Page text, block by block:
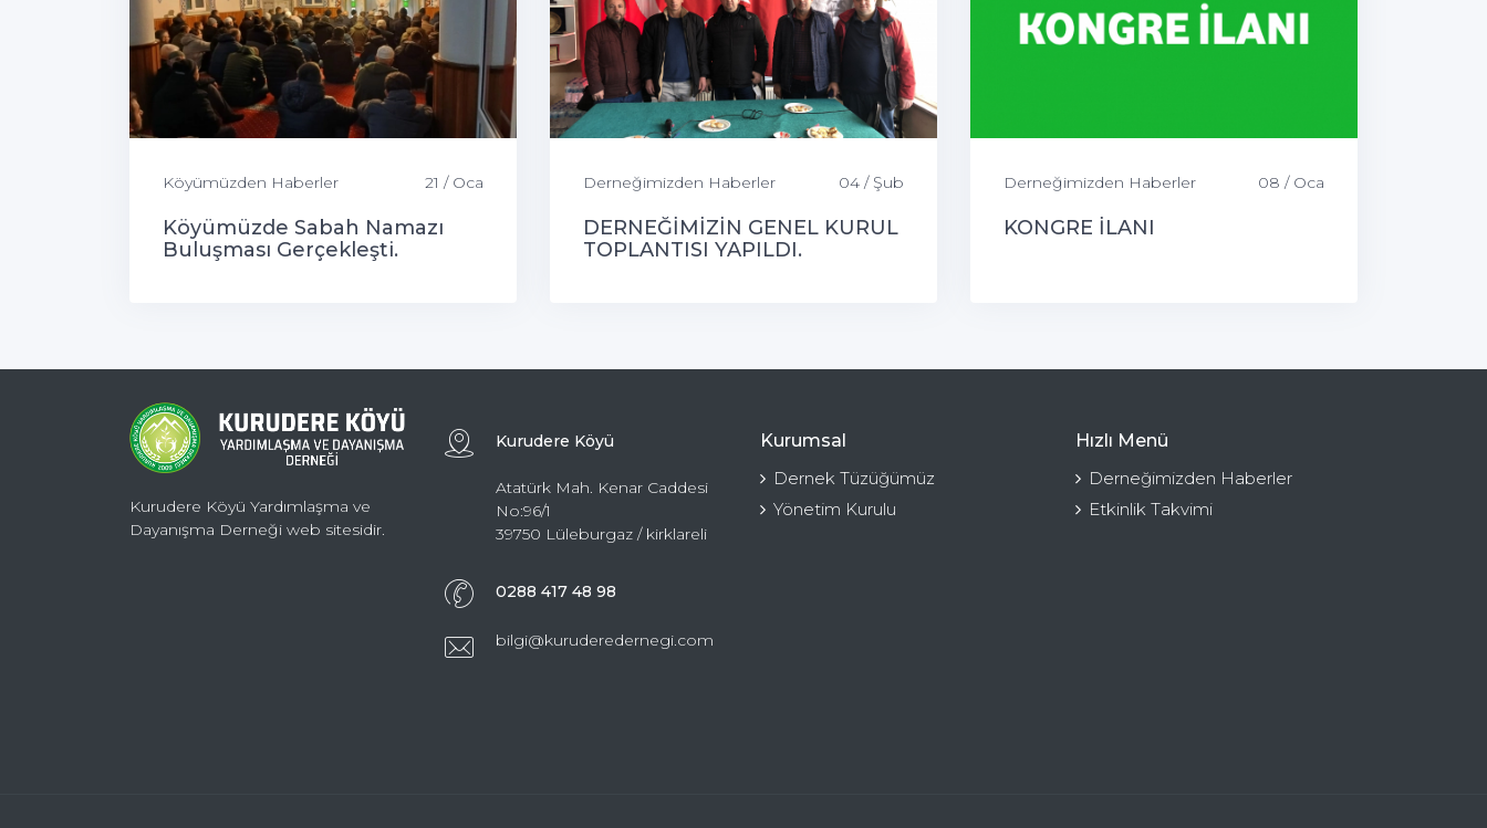
Köyümüzden Haberler 21 / Oca
Köyümüzde Sabah Namazı
Buluşması Gerçekleşti.
Derneğimizden Haberler 04 / Şub
DERNEĞİMİZİN GENEL KURUL
TOPLANTISI YAPILDI.
Derneğimizden Haberler 08 / Oca
KONGRE İLANI
Kurudere Köyü Yardımlaşma ve
Dayanışma Derneği web sitesidir.
Kurudere Köyü
Atatürk Mah. Kenar Caddesi
No:96/1
39750 Lüleburgaz / kirklareli
0288 417 48 98
bilgi@kuruderedernegi.com
Kurumsal
Dernek Tüzüğümüz
Yönetim Kurulu
Hızlı Menü
Derneğimizden Haberler
Etkinlik Takvimi